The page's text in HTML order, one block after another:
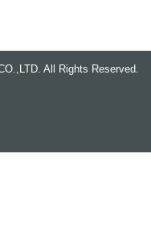
All Rights Reserved.